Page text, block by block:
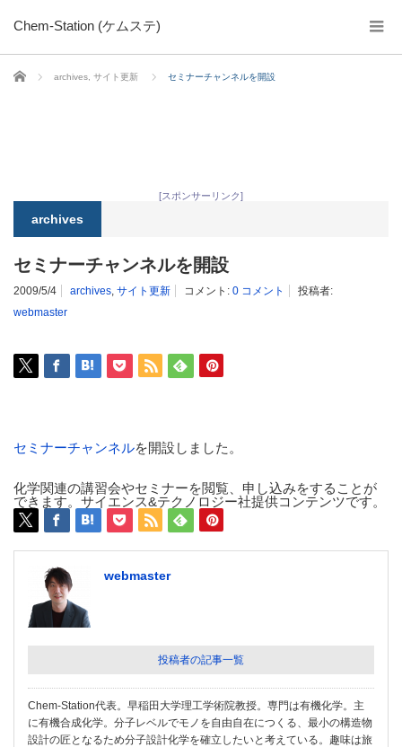
Chem-Station (ケムステ)
ホーム archives サイト更新 セミナーチャンネルを開設
[スポンサーリンク]
archives
セミナーチャンネルを開設
2009/5/4 archives, サイト更新 コメント: 0 コメント
投稿者:
webmaster
セミナーチャンネルを開設しました。
化学関連の講習会やセミナーを閲覧、申し込みをすることが
できます。サイエンス&テクノロジー社提供コンテンツです。
webmaster
投稿者の記事一覧
Chem-Station代表。早稲田大学理工学術院教授。専門は有機化学。主
に有機合成化学。分子レベルでモノを自由自在につくる、最小の構造物
設計の匠となるため分子設計化学を確立したいと考えている。趣味は旅